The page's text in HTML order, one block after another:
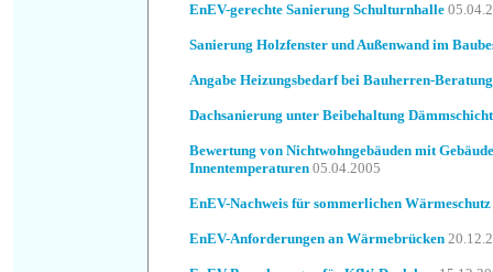
EnEV-gerechte Sanierung Schulturnhalle
Sanierung Holzfenster und Außenwand im
Angabe Heizungsbedarf bei Bauherren-
Dachsanierung unter Beibehaltung
Bewertung von Nichtwohngebäuden mit
Innentemperaturen 05.04.2005
EnEV-Nachweis für sommerlichen Wärmeschutz
EnEV-Anforderungen an Wärmebrücken